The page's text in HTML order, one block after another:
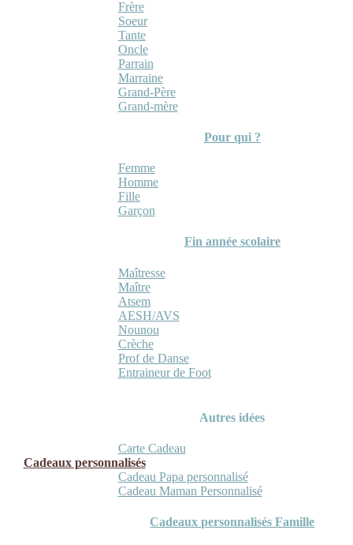
Frère
Soeur
Tante
Oncle
Parrain
Marraine
Grand-Père
Grand-mère
Pour qui ?
Femme
Homme
Fille
Garçon
Fin année scolaire
Maîtresse
Maître
Atsem
AESH/AVS
Nounou
Crèche
Prof de Danse
Entraineur de Foot
Autres idées
Carte Cadeau
Cadeaux personnalisés
Cadeau Papa personnalisé
Cadeau Maman Personnalisé
Cadeaux personnalisés Famille